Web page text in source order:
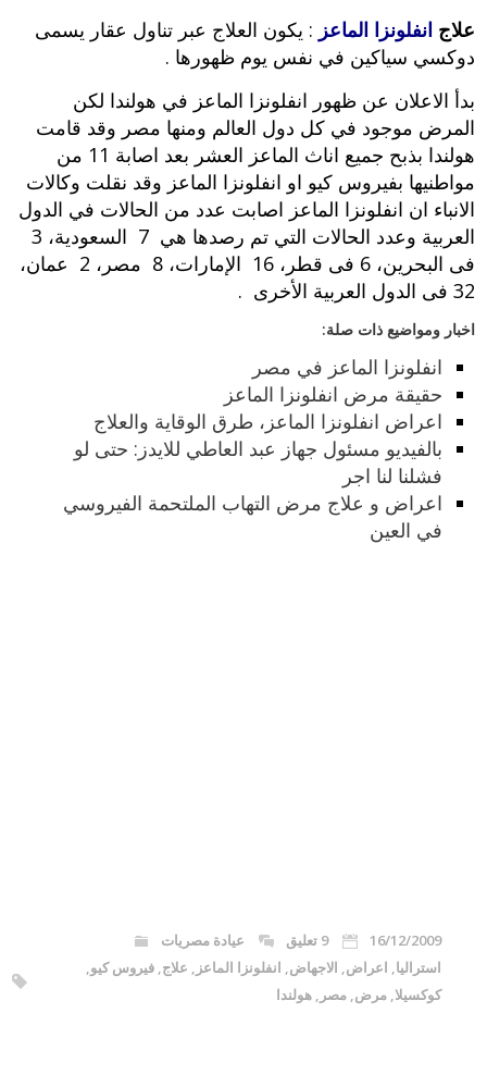
علاج انفلونزا الماعز : يكون العلاج عبر تناول عقار يسمى
دوكسي سياكين في نفس يوم ظهورها .
بدأ الاعلان عن ظهور انفلونزا الماعز في هولندا لكن
المرض موجود في كل دول العالم ومنها مصر وقد قامت
هولندا بذبح جميع اناث الماعز العشر بعد اصابة 11 من
مواطنيها بفيروس كيو او انفلونزا الماعز وقد نقلت وكالات
الانباء ان انفلونزا الماعز اصابت عدد من الحالات في الدول
العربية وعدد الحالات التي تم رصدها هي 7 السعودية، 3
فى البحرين، 6 فى قطر، 16 الإمارات، 8 مصر، 2 عمان،
32 فى الدول العربية الأخرى .
اخبار ومواضيع ذات صلة:
انفلونزا الماعز في مصر
حقيقة مرض انفلونزا الماعز
اعراض انفلونزا الماعز، طرق الوقاية والعلاج
بالفيديو مسئول جهاز عبد العاطي للايدز: حتى لو
فشلنا لنا اجر
اعراض و علاج مرض التهاب الملتحمة الفيروسي
في العين
16/12/2009 9 تعليق
عيادة مصريات
استراليا, اعراض, الاجهاض, انفلونزا الماعز , علاج,فيروس كيو,
كوكسيلا,مرض,مصر ,هولندا